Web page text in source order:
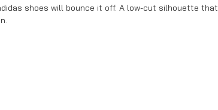
shoes will bounce it off. A low-cut silhouette that